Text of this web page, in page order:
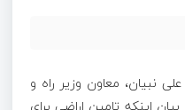
علی نبیان، معاون وزیر راه و